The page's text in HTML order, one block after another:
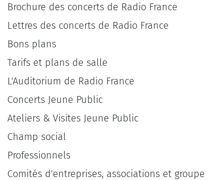
Brochure des concerts de Radio France
Lettres des concerts de Radio France
Bons plans
Tarifs et plans de salle
L'Auditorium de Radio France
Concerts Jeune Public
Ateliers & Visites Jeune Public
Champ social
Professionnels
Comités d'entreprises, associations et groupe